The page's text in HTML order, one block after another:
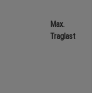
Max.
Traglast